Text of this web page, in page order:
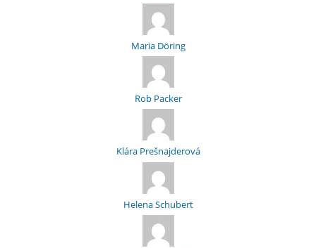
Maria Döring
Rob Packer
Klára Prešnajderová
Helena Schubert